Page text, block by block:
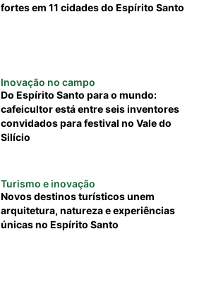
fortes em 11 cidades do Espírito Santo
Inovação no campo
Do Espírito Santo para o mundo:
cafeicultor está entre seis inventores
convidados para festival no Vale do
Silício
Turismo e inovação
Novos destinos turísticos unem
arquitetura, natureza e experiências
únicas no Espírito Santo